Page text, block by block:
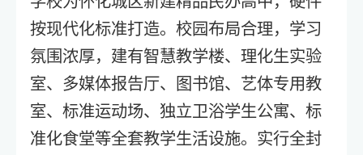
按现代化标准打造。校园布局合理，学习
氛围浓厚，建有智慧教学楼、理化生实验
室、多媒体报告厅、图书馆、艺体专用教
室、标准运动场、独立卫浴学生公寓、标
准化食堂等全套教学生活设施。实行全封